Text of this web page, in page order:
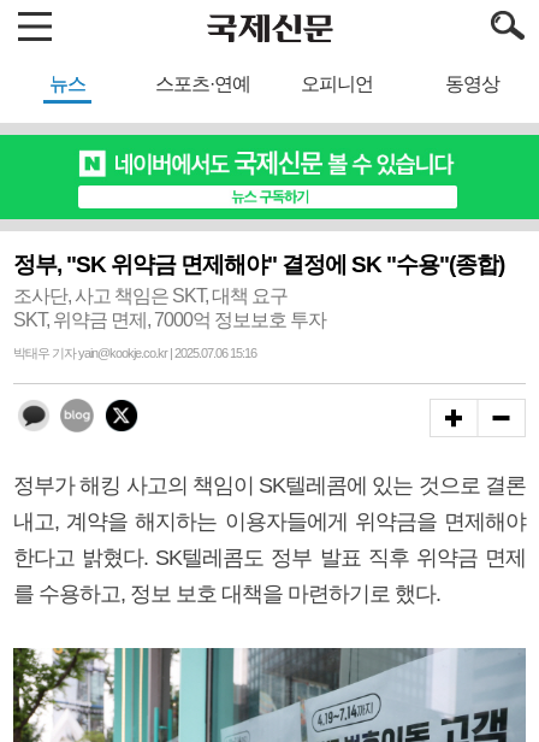
뉴스 스포츠·연예 오피니언 동영상
정부, "SK 위약금 면제해야" 결정에 SK "수용"(종합)
조사단, 사고 책임은 SKT, 대책 요구
SKT, 위약금 면제, 7000억 정보보호 투자
박태우 기자 yain@kookje.co.kr | 2025.07.06 15:16
정부가 해킹 사고의 책임이 SK텔레콤에 있는 것으로 결론
내고, 계약을 해지하는 이용자들에게 위약금을 면제해야
한다고 밝혔다. SK텔레콤도 정부 발표 직후 위약금 면제
를 수용하고, 정보 보호 대책을 마련하기로 했다.